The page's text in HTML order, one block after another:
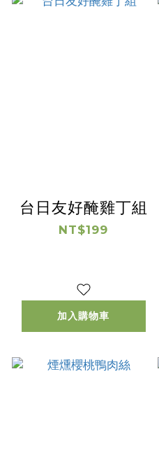
台日友好醃雞丁組
NT$199
加入購物車